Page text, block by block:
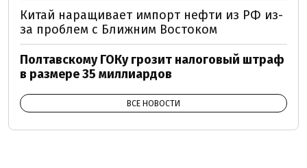
Китай наращивает импорт нефти из РФ из-
за проблем с Ближним Востоком
Полтавскому ГОКу грозит налоговый штраф
в размере 35 миллиардов
ВСЕ НОВОСТИ